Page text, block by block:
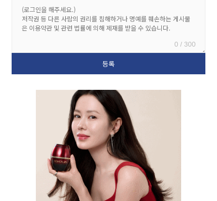
0 / 300